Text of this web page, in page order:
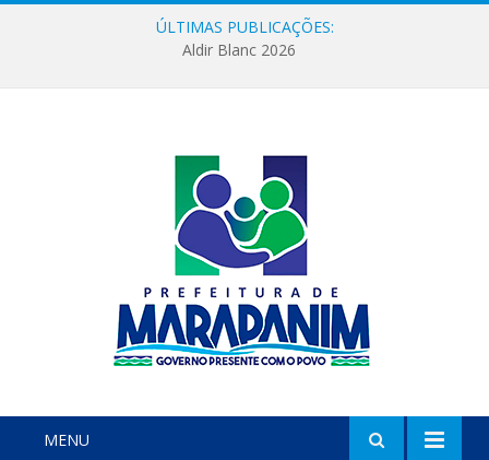
ÚLTIMAS PUBLICAÇÕES:
Aldir Blanc 2026
MENU